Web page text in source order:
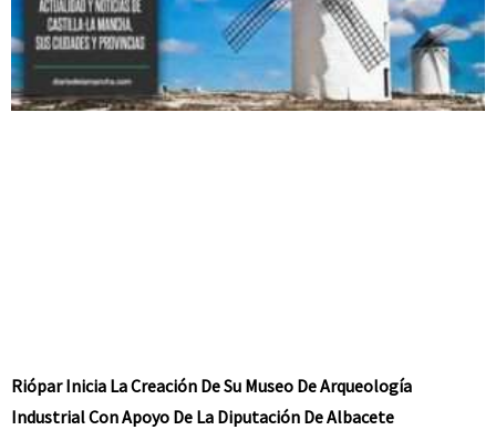
Riópar Inicia La Creación De Su Museo De Arqueología
Industrial Con Apoyo De La Diputación De Albacete